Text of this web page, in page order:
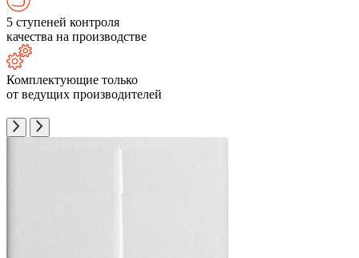
5 ступеней контроля
качества на производстве
Комплектующие только
от ведущих производителей